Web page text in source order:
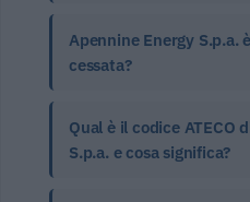
Apennine Energy S.p.a.
cessata?
Qual è il codice ATECO
S.p.a. e cosa significa?